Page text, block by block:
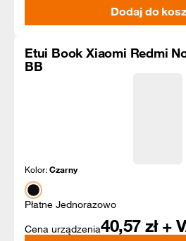
Dodaj do
Etui Book Xiaomi Redmi
BB
Kolor:Czarny
Płatne Jednorazowo
Cena urządzenia40,57 zł +